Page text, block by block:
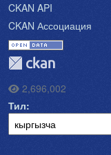
CKAN API
CKAN Ассоциация
2,696,002
Тил